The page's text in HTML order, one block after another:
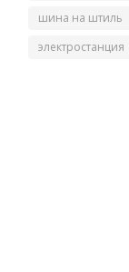
шина на штиль
электростанция